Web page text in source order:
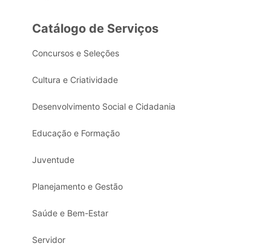
Catálogo de Serviços
Concursos e Seleções
Cultura e Criatividade
Desenvolvimento Social e Cidadania
Educação e Formação
Juventude
Planejamento e Gestão
Saúde e Bem-Estar
Servidor